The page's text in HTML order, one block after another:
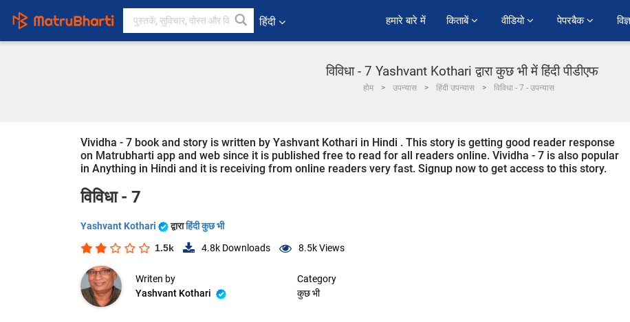
हिंदी हमारे बारे में किताबें वीडियो पेपरबैक
विविधा - 7 Yashvant Kothari द्वारा कुछ भी में हिंदी पीडीएफ
होम उपन्यास हिंदी उपन्यास विविधा - 7 - उपन्यास
Vividha - 7 book and story is written by Yashvant Kothari in Hindi . This story is getting good reader response
on Matrubharti app and web since it is published free to read for all readers online. Vividha - 7 is also popular
in Anything in Hindi and it is receiving from online readers very fast. Signup now to get access to this story.
विविधा - 7
Yashvant Kothari द्वाराहिंदी कुछ भी
1.5k 4.8k Downloads 8.5kViews
Writen by
Yashvant Kothari
Category
कुछ भी